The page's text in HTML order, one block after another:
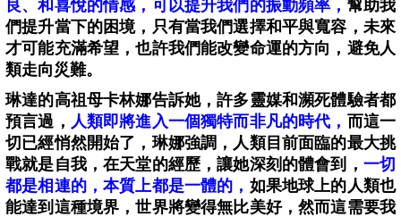
良、和喜悅的情感，可以提升我們的振動頻率， 幫助我
們提升當下的困境，只有當我們選擇和平與寬容，未來
才可能充滿希望，也許我們能改變命運的方向，避免人
類走向災難。
琳達的高祖母卡林娜告訴她，許多靈媒和瀕死體驗者都
預言過， 人類即將進入一個獨特而非凡的時代， 而這一
切已經悄然開始了，琳娜強調，人類目前面臨的最大挑
戰就是自我，在天堂的經歷，讓她深刻的體會到， 一切
都是相連的，本質上都是一體的， 如果地球上的人類也
能達到這種境界，世界將變得無比美好，然而這需要我